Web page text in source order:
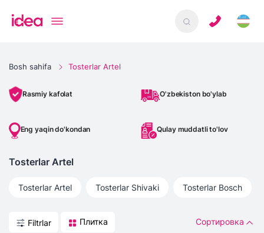
Bosh sahifa Tosterlar Artel
Rasmiy kafolat O'zbekiston bo'ylab
Eng yaqin do'kondan Qulay muddatli to'lov
Tosterlar Artel
Tosterlar Artel Tosterlar Shivaki Tosterlar Bosch
Filtrlar Плитка Сортировка